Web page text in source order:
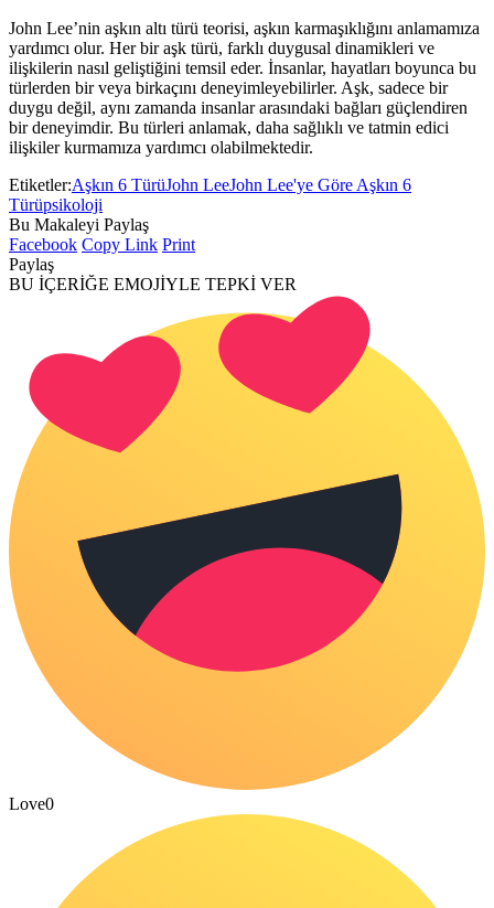
John Lee’nin aşkın altı türü teorisi, aşkın karmaşıklığını anlamamıza
yardımcı olur. Her bir aşk türü, farklı duygusal dinamikleri ve
ilişkilerin nasıl geliştiğini temsil eder. İnsanlar, hayatları boyunca bu
türlerden bir veya birkaçını deneyimleyebilirler. Aşk, sadece bir
duygu değil, aynı zamanda insanlar arasındaki bağları güçlendiren
bir deneyimdir. Bu türleri anlamak, daha sağlıklı ve tatmin edici
ilişkiler kurmamıza yardımcı olabilmektedir.
Etiketler:Aşkın 6 TürüJohn LeeJohn Lee'ye Göre Aşkın 6
Türüpsikoloji
Bu Makaleyi Paylaş
Facebook Copy Link Print
Paylaş
BU İÇERİĞE EMOJİYLE TEPKİ VER
Love0